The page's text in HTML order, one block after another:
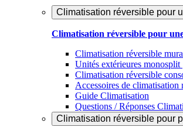
Climatisation réversible pour
Climatisation réversible pour
Climatisation réversible
Unités extérieures monosplit
Climatisation réversible
Accessoires de climatisation
Guide Climatisation
Questions / Réponses
Climatisation réversible pour